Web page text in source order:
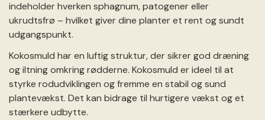
indeholder hverken sphagnum, patogener eller
ukrudtsfrø – hvilket giver dine planter et rent og sundt
udgangspunkt.
Kokosmuld har en luftig struktur, der sikrer god dræning
og iltning omkring rødderne. Kokosmuld er ideel til at
styrke rodudviklingen og fremme en stabil og sund
plantevækst. Det kan bidrage til hurtigere vækst og et
stærkere udbytte.